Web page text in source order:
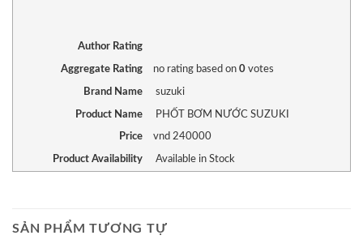
Author Rating
Aggregate Rating no ratingbased on 0votes
Brand Name suzuki
Product Name PHỐT BƠM NƯỚC SUZUKI
Price vnd 240000
Product Availability Available in Stock
SẢN PHẨM TƯƠNG TỰ